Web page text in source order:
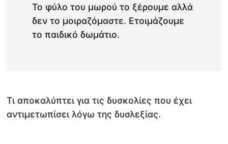
Το φύλο του μωρού το ξέρουμε αλλά
δεν το μοιραζόμαστε. Ετοιμάζουμε
το παιδικό δωμάτιο.
Τι αποκαλύπτει για τις δυσκολίες που έχει
αντιμετωπίσει λόγω της δυσλεξίας.